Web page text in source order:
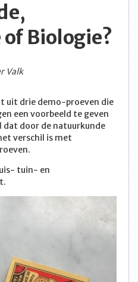
Biologie?
Valk
uit drie demo-proeven die
een voorbeeld te geven
dat door de natuurkunde
verschil is met
tuin- en